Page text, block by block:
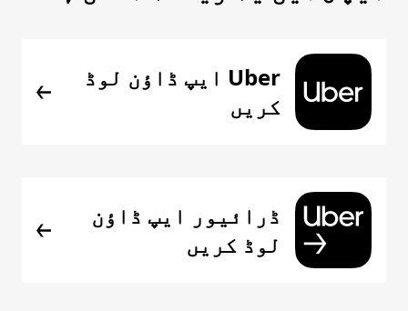
Uber ایپ ڈاؤن لوڈ
کریں
ڈرائیور ایپ ڈاؤن
لوڈ کریں